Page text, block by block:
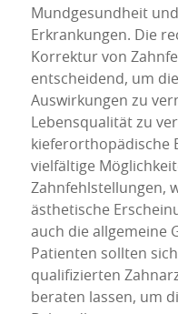
Mundgesundheit
Erkrankungen. Die
Korrektur von
entscheidend, um
Auswirkungen zu
Lebensqualität zu
kieferorthopädische
vielfältige
Zahnfehlstellungen,
ästhetische
auch die allgemeine
Patienten sollten
qualifizierten
beraten lassen, um